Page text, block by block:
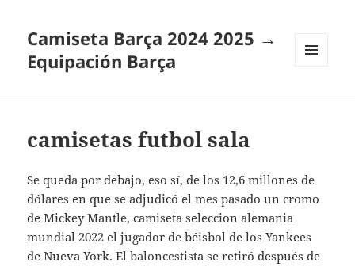
Camiseta Barça 2024 2025 →
Equipación Barça
camisetas futbol sala
Se queda por debajo, eso sí, de los 12,6 millones de
dólares en que se adjudicó el mes pasado un cromo
de Mickey Mantle,camiseta seleccion alemania
mundial 2022 el jugador de béisbol de los Yankees
de Nueva York. El baloncestista se retiró después de